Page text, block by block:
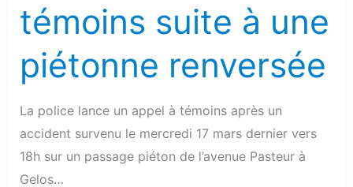
témoins suite à une
piétonne renversée
La police lance un appel à témoins après un
accident survenu le mercredi 17 mars dernier vers
18h sur un passage piéton de l’avenue Pasteur à
Gelos…
Appel
à
témoins
suite
à
une
piétonne
renversée